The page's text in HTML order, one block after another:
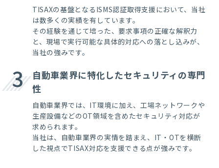
TISAXの基盤となるISMS認証取得支援において、当社
は数多くの実績を有しています。
その経験を通じて培った、要求事項の正確な解釈力
と、現場で実行可能な具体的対応への落とし込みが、
当社の強みです。
3
自動車業界に特化したセキュリティの専門
性
自動車業界では、IT環境に加え、工場ネットワークや
生産設備などのOT領域を含めたセキュリティ対応が
求められます。
当社は、自動車業界の実情を踏まえ、IT・OTを横断
した視点でTISAX対応を支援できる点が強みです。